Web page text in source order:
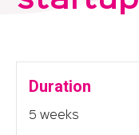
Duration
5 weeks